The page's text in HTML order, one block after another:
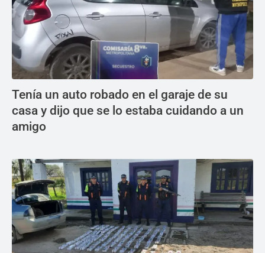
Tenía un auto robado en el garaje de su
casa y dijo que se lo estaba cuidando a un
amigo